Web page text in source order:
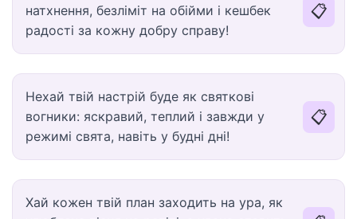
натхнення, безліміт на обійми і кешбек
радості за кожну добру справу!
📋
Нехай твій настрій буде як святкові
вогники: яскравий, теплий і завжди у
режимі свята, навіть у будні дні!
📋
Хай кожен твій план заходить на ура, як